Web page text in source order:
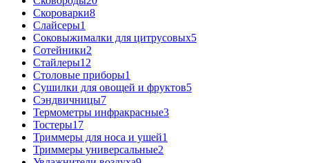
Скороварки8
Слайсеры1
Соковыжималки для цитрусовых5
Сотейники2
Стайлеры12
Столовые приборы1
Сушилки для овощей и фруктов5
Сэндвичницы7
Термометры инфракрасные3
Тостеры17
Триммеры для носа и ушей1
Триммеры универсальные2